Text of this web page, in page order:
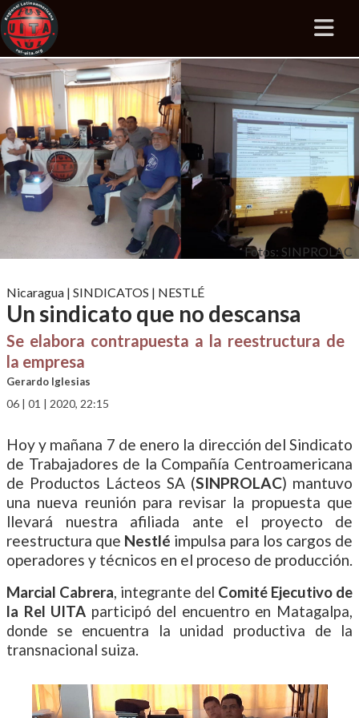
Fotos: SINPROLAC
Nicaragua | SINDICATOS | NESTLÉ
Un sindicato que no descansa
Se elabora contrapuesta a la reestructura de
la empresa
Gerardo Iglesias
06 | 01 | 2020, 22:15
Hoy y mañana 7 de enero la dirección del Sindicato
de Trabajadores de la Compañía Centroamericana
de Productos Lácteos SA (SINPROLAC) mantuvo
una nueva reunión para revisar la propuesta que
llevará nuestra afiliada ante el proyecto de
reestructura que Nestlé impulsa para los cargos de
operadores y técnicos en el proceso de producción.
Marcial Cabrera, integrante del Comité Ejecutivo de
la Rel UITA participó del encuentro en Matagalpa,
donde se encuentra la unidad productiva de la
transnacional suiza.